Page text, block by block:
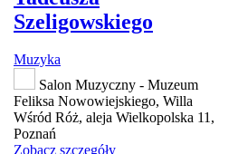
Szeligowskiego
Muzyka
Salon Muzyczny - Muzeum
Feliksa Nowowiejskiego, Willa
Wśród Róż, aleja Wielkopolska 11,
Poznań
Zobacz szczegóły